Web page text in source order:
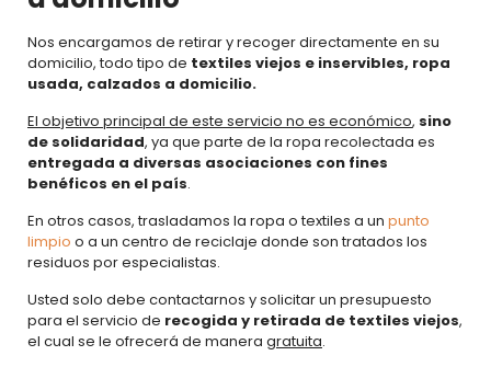
Nos encargamos de retirar y recoger directamente en su
domicilio, todo tipo de textiles viejos e inservibles, ropa
usada, calzados a domicilio.
El objetivo principal de este servicio no es económico, sino
de solidaridad, ya que parte de la ropa recolectada es
entregada a diversas asociaciones con fines
benéficos en el país.
En otros casos, trasladamos la ropa o textiles a un punto
limpio o a un centro de reciclaje donde son tratados los
residuos por especialistas.
Usted solo debe contactarnos y solicitar un presupuesto
para el servicio de recogida y retirada de textiles viejos,
el cual se le ofrecerá de manera gratuita.